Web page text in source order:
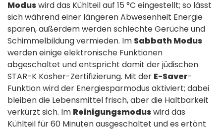
Moduswird das Kühlteil auf 15 °C eingestellt; so lässt
sich während einer längeren Abwesenheit Energie
sparen, außerdem werden schlechte Gerüche und
Schimmelbildung vermieden. Im Sabbath Modus
werden einige elektronische Funktionen
abgeschaltet und entspricht damit der jüdischen
STAR-K Kosher-Zertifizierung. Mit der E-Saver-
Funktion wird der Energiesparmodus aktiviert; dabei
bleiben die Lebensmittel frisch, aber die Haltbarkeit
verkürzt sich. Im Reinigungsmoduswird das
Kühlteil für 60 Minuten ausgeschaltet und es ertönt